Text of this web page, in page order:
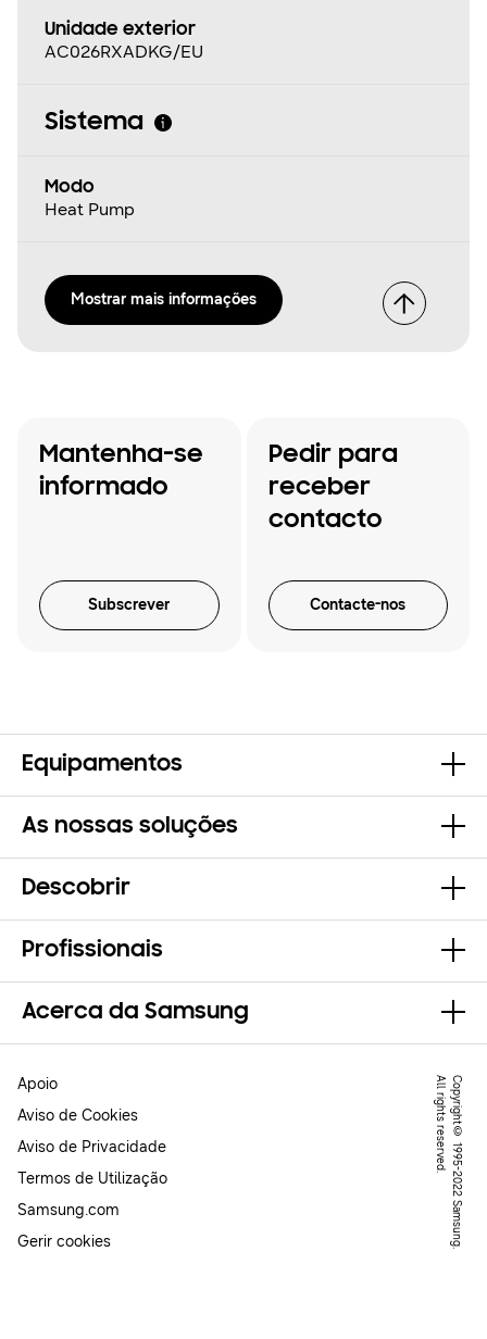
Unidade exterior
AC026RXADKG/EU
Sistema
Modo
Heat Pump
Mostrar mais informações
Mantenha-se
informado
Subscrever
Pedir para
receber
contacto
Contacte-nos
Equipamentos
As nossas soluções
Descobrir
Profissionais
Acerca da Samsung
C
o
p
y
r
ig
h
t
©
1
9
9
5
-
2
0
2
2
S
a
m
s
u
n
g
.
A
l
l
r
ig
h
t
s
r
e
s
e
r
v
e
d
.
Apoio
Aviso de Cookies
Aviso de Privacidade
Termos de Utilização
Samsung.com
Gerir cookies